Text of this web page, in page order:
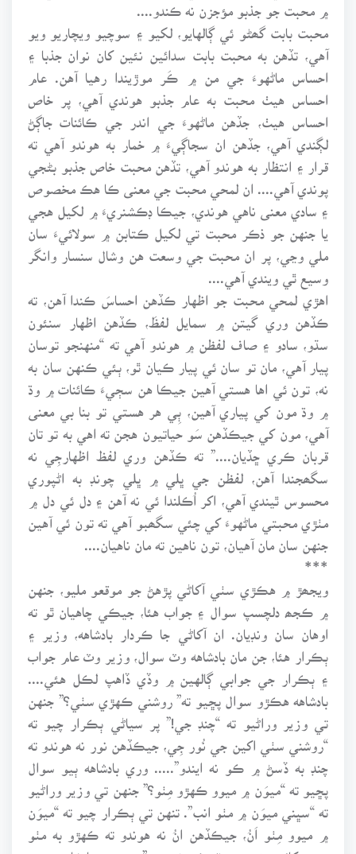
۾ محبت جو جذبو مؤجزن نه ڪندو....
محبت بابت گھڻو ئي ڳالهايو، لکيو ۽ سوچيو ويچاريو ويو
آهي، تڏهن به محبت بابت سدائين نئين کان نوان جذبا ۽
احساس ماڻهوءَ جي من ۾ ڪَر موڙيندا رهيا آهن. عام
احساس هيٺ محبت به عام جذبو هوندي آهي، پر خاص
احساس هيٺ، جڏهن ماڻهوءَ جي اندر جي ڪائنات جاڳڻ
لڳندي آهي، جڏهن ان سجاڳيءَ ۾ خمار به هوندو آهي ته
قرار ۽ انتظار به هوندو آهي، تڏهن محبت خاص جذبو بڻجي
پوندي آهي.... ان لمحي محبت جي معنى ڪا هڪ مخصوص
۽ سادي معنى ناهي هوندي، جيڪا ڊڪشنريءَ ۾ لکيل هجي
يا جنهن جو ذڪر محبت تي لکيل ڪتابن ۾ سولائيءَ سان
ملي وڃي، پر ان محبت جي وسعت هن وشال سنسار وانگر
وسيع ٿي ويندي آهي....
اهڙي لمحي محبت جو اظهار ڪڏهن احساسَ ڪندا آهن، ته
ڪڏهن وري گيتن ۾ سمايل لفظَ، ڪڏهن اظهار سنئون
سڌو، سادو ۽ صاف لفظن ۾ هوندو آهي ته “منهنجو توسان
پيار آهي، مان تو سان ئي پيار ڪيان ٿو، ٻئي ڪنهن سان به
نه، تون ئي اها هستي آهين جيڪا هن سڄيءَ ڪائنات ۾ وڌ
۾ وڌ مون کي پياري آهين، ٻِي هر هستي تو بنا بي معنى
آهي، مون کي جيڪڏهن سَو حياتيون هجن ته اهي به تو تان
قربان ڪري ڇڏيان....” ته ڪڏهن وري لفظ اظهارجِي نه
سگھجندا آهن، لفظن جي ڀلي ۾ ڀلي چونڊ به اڻپوري
محسوس ٿيندي آهي، اکر اُڪلندا ئي نه آهن ۽ دل ئي دل ۾
مٺڙي محبتي ماڻهوءَ کي چئي سگھبو آهي ته تون ئي آهين
جنهن سان مان آهيان، تون ناهين ته مان ناهيان....
***
ويجھڙ ۾ هڪڙي سٺي آکاڻي پڙهڻ جو موقعو مليو، جنهن
۾ ڪجھ دلچسپ سوال ۽ جواب هئا، جيڪي چاهيان ٿو ته
اوهان سان ونڊيان. ان آکاڻي جا ڪردار بادشاهه، وزير ۽
ٻڪرار هئا، جن مان بادشاهه وٽ سوال، وزير وٽ عام جواب
۽ ٻڪرار جي جوابي ڳالهين ۾ وڏي ڏاهپ لڪل هئي....
بادشاهه هڪڙو سوال پڇيو ته” روشني ڪهڙي سٺي؟” جنهن
تي وزير وراڻيو ته “چنڊ جي!” پر سياڻي ٻڪرار چيو ته
“روشني سٺي اکين جي نُور جِي، جيڪڏهن نور نه هوندو ته
چنڊ به ڏسڻ ۾ ڪو نه ايندو”..... وري بادشاهه ٻيو سوال
پڇيو ته “ميوَن ۾ ميوو ڪهڙو مِٺو؟” جنهن تي وزير وراڻيو
ته “سڀني ميوَن ۾ مٺو انب”. تنهن تي ٻڪرار چيو ته “ميوَن
۾ ميوو مِٺو اَنُ، جيڪڏهن انُ نه هوندو ته ڪهڙو به مٺو
ميوو کائبو، ته به پيٽ ڪو نه ڀربو”.... وري بادشاهه پڇيو